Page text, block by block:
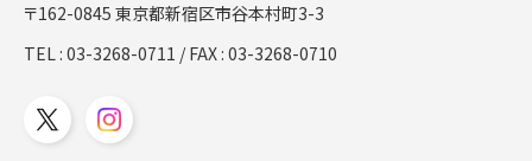
〒162-0845 東京都新宿区市谷本村町3-3
TEL :03-3268-0711 / FAX : 03-3268-0710